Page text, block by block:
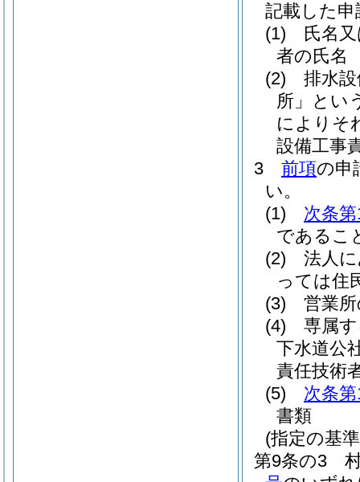
記載した
(1)
氏名
者の氏名
(2)
排水
所」とい
によりそ
設備工事
3
前項の申
い。
(1)
次条
であるこ
(2)
法人
っては住
(3)
営業
(4)
専属
下水道公
責任技術
(5)
次条
書類
(指定の基
第9条の3